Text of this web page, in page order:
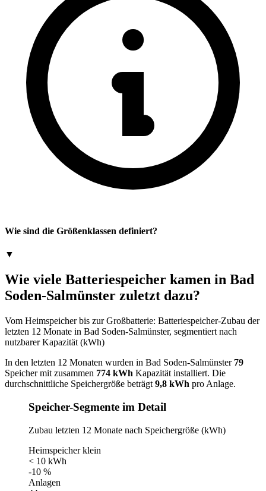
Wie sind die Größenklassen definiert?
▼
Wie viele Batteriespeicher kamen in Bad
Soden-Salmünster zuletzt dazu?
Vom Heimspeicher bis zur Großbatterie: Batteriespeicher-Zubau der
letzten 12 Monate in Bad Soden-Salmünster, segmentiert nach
nutzbarer Kapazität (kWh)
In den letzten 12 Monaten wurden in Bad Soden-Salmünster 79
Speicher mit zusammen 774 kWh Kapazität installiert. Die
durchschnittliche Speichergröße beträgt 9,8 kWh pro Anlage.
Speicher-Segmente im Detail
Zubau letzten 12 Monate nach Speichergröße (kWh)
Heimspeicher klein
< 10 kWh
-10 %
Anlagen